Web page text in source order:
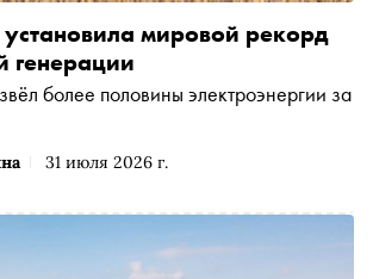
31 июля 2026 г.
мировой рекорд
генерации
более половины электроэнергии за